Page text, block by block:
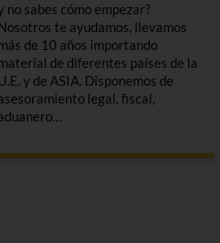
no sabes cómo empezar?
te ayudamos, llevamos
de 10 años importando
de diferentes países de la
y de ASIA. Disponemos de
legal, fiscal,